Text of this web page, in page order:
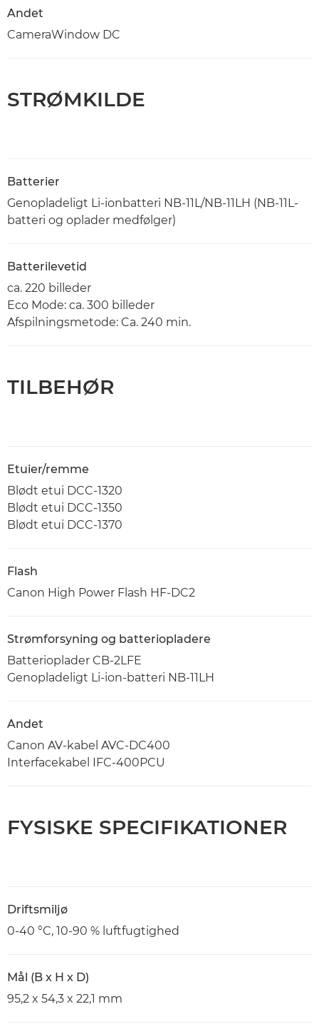
Andet
CameraWindow DC
STRØMKILDE
Batterier
Genopladeligt Li-ionbatteri NB-11L/NB-11LH (NB-11L-
batteri og oplader medfølger)
Batterilevetid
ca. 220 billeder
Eco Mode: ca. 300 billeder
Afspilningsmetode: Ca. 240 min.
TILBEHØR
Etuier/remme
Blødt etui DCC-1320
Blødt etui DCC-1350
Blødt etui DCC-1370
Flash
Canon High Power Flash HF-DC2
Strømforsyning og batteriopladere
Batterioplader CB-2LFE
Genopladeligt Li-ion-batteri NB-11LH
Andet
Canon AV-kabel AVC-DC400
Interfacekabel IFC-400PCU
FYSISKE SPECIFIKATIONER
Driftsmiljø
0-40 °C, 10-90 % luftfugtighed
Mål (B x H x D)
95,2 x 54,3 x 22,1 mm